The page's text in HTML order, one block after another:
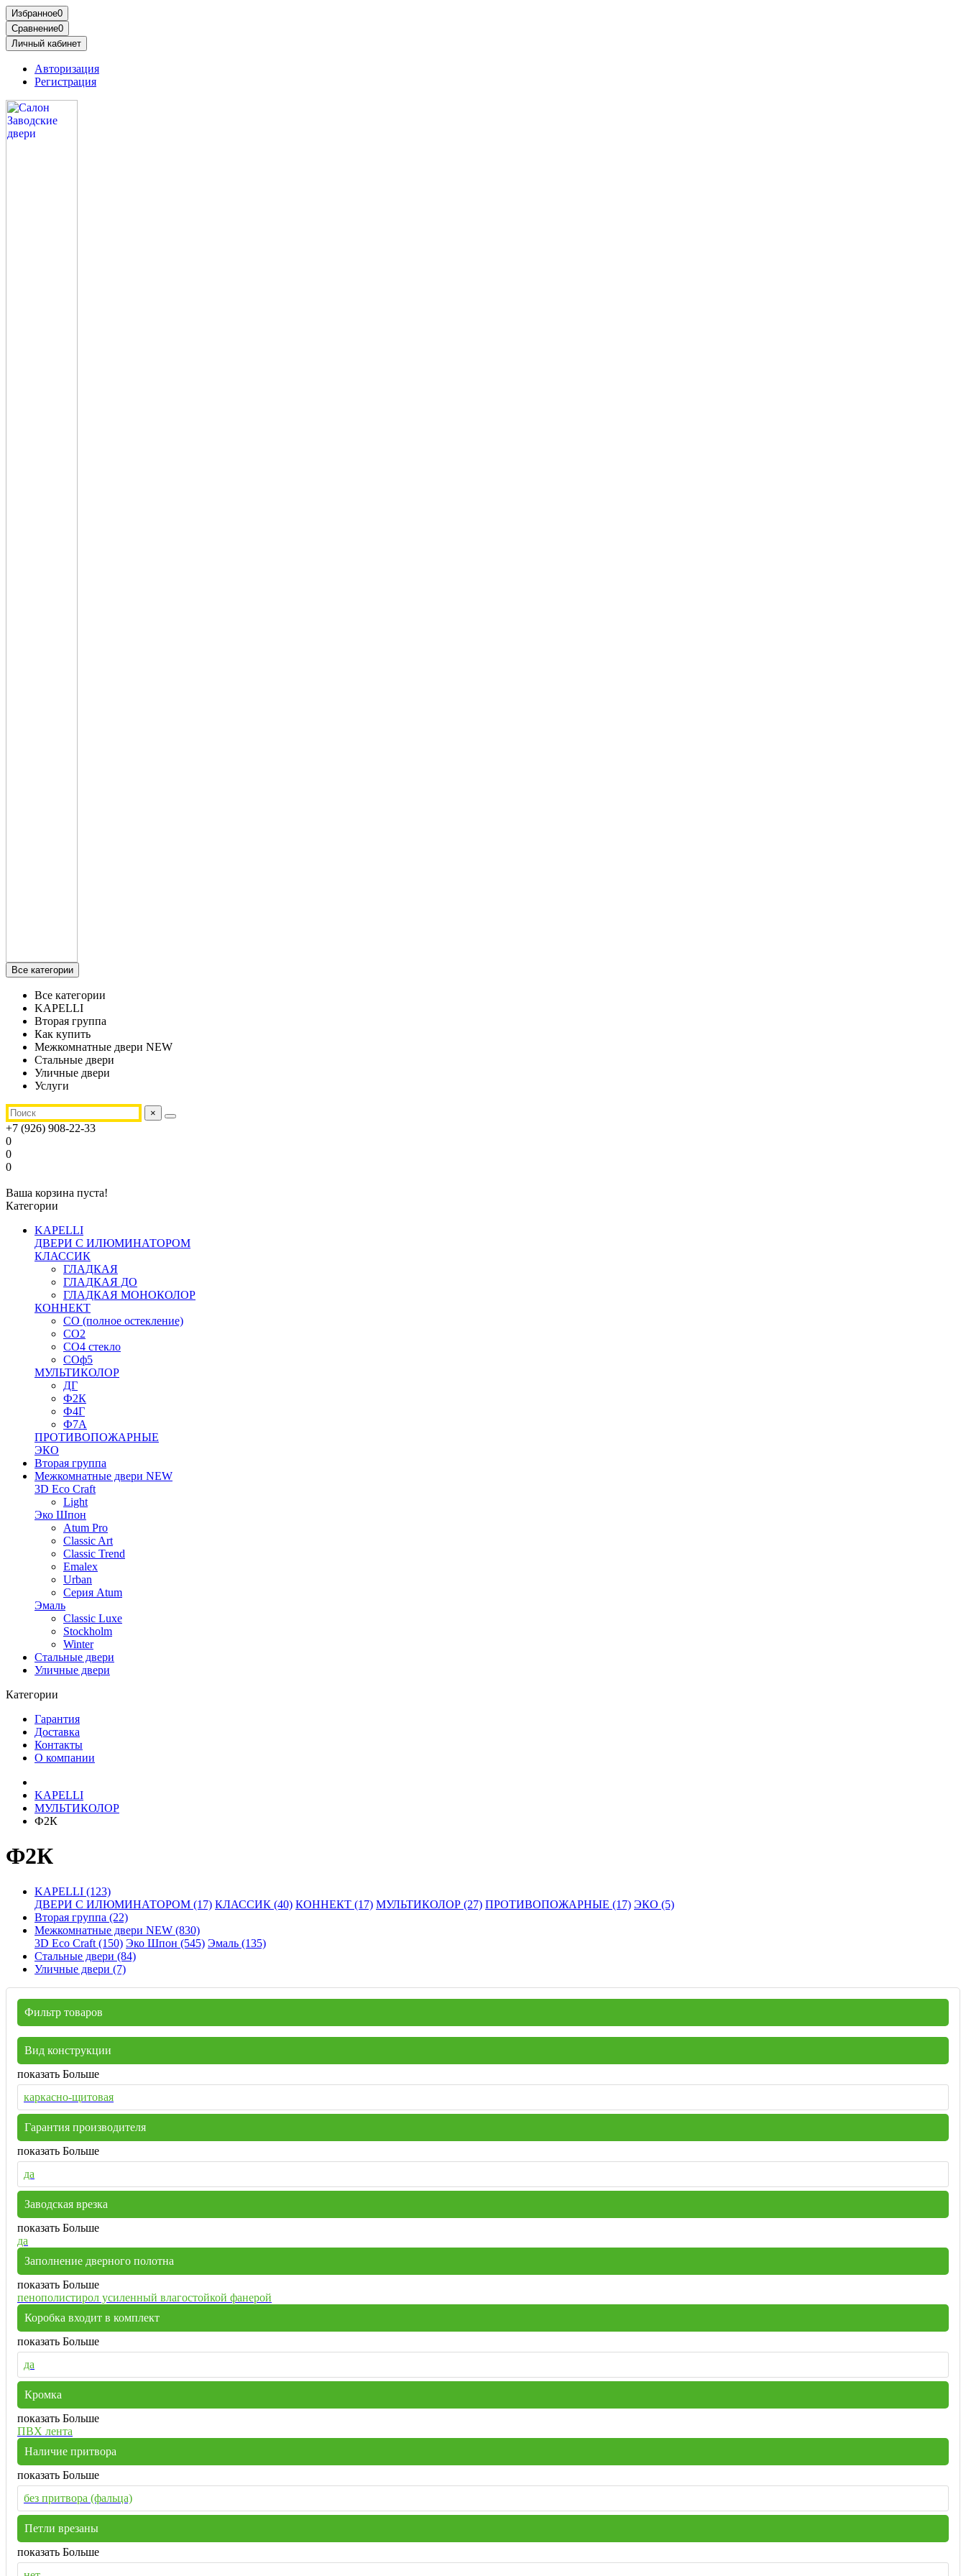
Избранное0
Сравнение0
Личный кабинет
Авторизация
Регистрация
Все категории
Все категории
KAPELLI
Вторая группа
Как купить
Межкомнатные двери NEW
Стальные двери
Уличные двери
Услуги
×
+7 (926) 908-22-33
0
0
0
Ваша корзина пуста!
Категории
KAPELLI
ДВЕРИ С ИЛЮМИНАТОРОМ
КЛАССИК
ГЛАДКАЯ
ГЛАДКАЯ ДО
ГЛАДКАЯ МОНОКОЛОР
КОННЕКТ
СО (полное остекление)
СО2
СО4 стекло
СОф5
МУЛЬТИКОЛОР
ДГ
Ф2К
Ф4Г
Ф7А
ПРОТИВОПОЖАРНЫЕ
ЭКО
Вторая группа
Межкомнатные двери NEW
3D Eco Craft
Light
Эко Шпон
Atum Pro
Classic Art
Classic Trend
Emalex
Urban
Серия Atum
Эмаль
Classic Luxe
Stockholm
Winter
Стальные двери
Уличные двери
Категории
Гарантия
Доставка
Контакты
О компании
KAPELLI
МУЛЬТИКОЛОР
Ф2К
Ф2К
KAPELLI (123)
ДВЕРИ С ИЛЮМИНАТОРОМ (17) КЛАССИК (40) КОННЕКТ (17) МУЛЬТИКОЛОР (27) ПРОТИВОПОЖАРНЫЕ (17) ЭКО (5)
Вторая группа (22)
Межкомнатные двери NEW (830)
3D Eco Craft (150) Эко Шпон (545) Эмаль (135)
Стальные двери (84)
Уличные двери (7)
Фильтр товаров
Вид конструкции
показать Больше
каркасно-щитовая
Гарантия производителя
показать Больше
да
Заводская врезка
показать Больше
да
Заполнение дверного полотна
показать Больше
пенополистирол усиленный влагостойкой фанерой
Коробка входит в комплект
показать Больше
да
Кромка
показать Больше
ПВХ лента
Наличие притвора
показать Больше
без притвора (фальца)
Петли врезаны
показать Больше